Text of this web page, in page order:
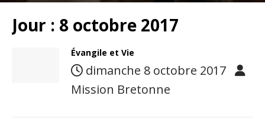
Jour : 8 octobre 2017
Évangile et Vie
dimanche 8 octobre 2017
Mission Bretonne